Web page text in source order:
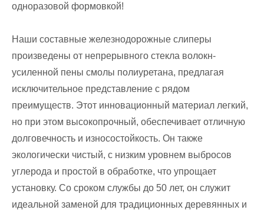
одноразовой формовкой!
Наши составные железнодорожные слиперы
произведены от непрерывного стекла волокн-
усиленной пены смолы полиуретана, предлагая
исключительное представление с рядом
преимуществ. Этот инновационный материал легкий,
но при этом высокопрочный, обеспечивает отличную
долговечность и износостойкость. Он также
экологически чистый, с низким уровнем выбросов
углерода и простой в обработке, что упрощает
установку. Со сроком службы до 50 лет, он служит
идеальной заменой для традиционных деревянных и